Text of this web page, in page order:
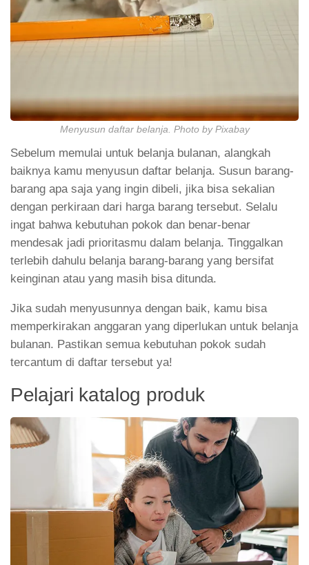
Menyusun daftar belanja. Photo by Pixabay
Sebelum memulai untuk belanja bulanan, alangkah
baiknya kamu menyusun daftar belanja. Susun barang-
barang apa saja yang ingin dibeli, jika bisa sekalian
dengan perkiraan dari harga barang tersebut. Selalu
ingat bahwa kebutuhan pokok dan benar-benar
mendesak jadi prioritasmu dalam belanja. Tinggalkan
terlebih dahulu belanja barang-barang yang bersifat
keinginan atau yang masih bisa ditunda.
Jika sudah menyusunnya dengan baik, kamu bisa
memperkirakan anggaran yang diperlukan untuk belanja
bulanan. Pastikan semua kebutuhan pokok sudah
tercantum di daftar tersebut ya!
Pelajari katalog produk